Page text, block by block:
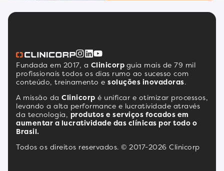
Fundada em 2017, a Clinicorp guia mais de 79 mil
profissionais todos os dias rumo ao sucesso com
conteúdo, treinamento e soluções inovadoras.
A missão da Clinicorp é unificar e otimizar processos,
levando a alta performance e lucratividade através
da tecnologia, produtos e serviços focados em
aumentar a lucratividade das clínicas por todo o
Brasil.
Todos os direitos reservados. © 2017-2026 Clinicorp